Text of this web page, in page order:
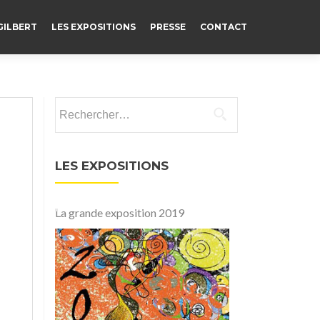
LES EXPOSITIONS PRESSE CONTACT
LES EXPOSITIONS
La grande exposition 2019